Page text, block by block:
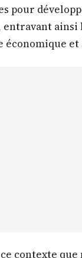
pour
entravant
économique
ce contexte